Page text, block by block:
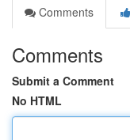
Comments
Comments
Submit a Comment
No HTML